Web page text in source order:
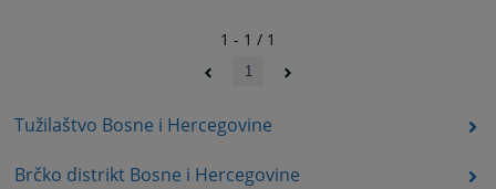
Tužilaštvo Bosne i Hercegovine
Brčko distrikt Bosne i Hercegovine
1 - 1 / 1
1